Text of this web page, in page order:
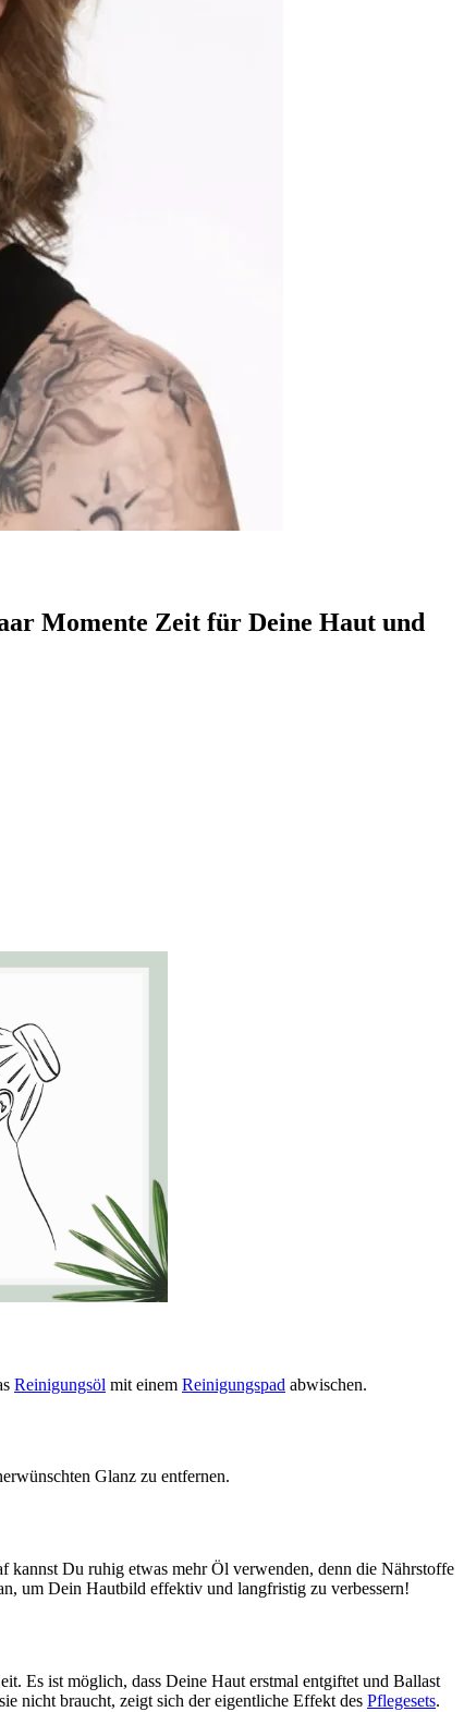
Momente Zeit für Deine Haut und
Reinigungsöl mit einem Reinigungspad abwischen.
Glanz zu entfernen.
kannst Du ruhig etwas mehr Öl verwenden, denn die Nährstoffe
um Dein Hautbild effektiv und langfristig zu verbessern!
Es ist möglich, dass Deine Haut erstmal entgiftet und Ballast
nicht braucht, zeigt sich der eigentliche Effekt des Pflegesets.